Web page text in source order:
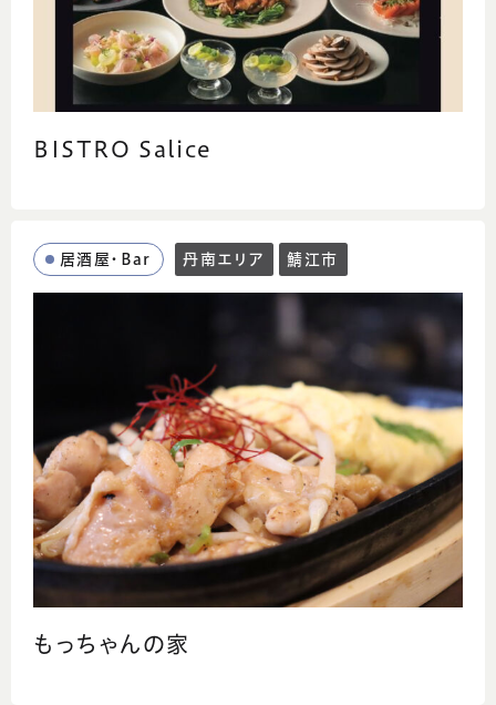
BISTRO Salice
居酒屋・Bar 丹南エリア 鯖江市
もっちゃんの家